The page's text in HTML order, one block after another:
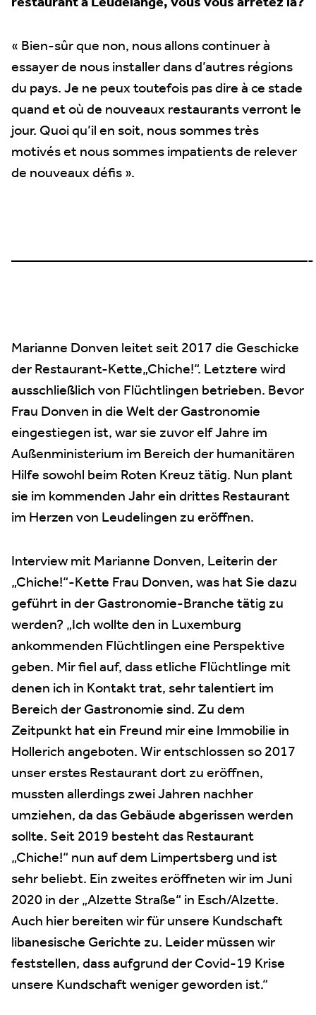
« Bien-sûr que non, nous allons continuer à
essayer de nous installer dans d’autres régions
du pays. Je ne peux toutefois pas dire à ce stade
quand et où de nouveaux restaurants verront le
jour. Quoi qu’il en soit, nous sommes très
motivés et nous sommes impatients de relever
de nouveaux défis ».
—————————————————————-
Marianne Donven leitet seit 2017 die Geschicke
der Restaurant-Kette„Chiche!“. Letztere wird
ausschließlich von Flüchtlingen betrieben. Bevor
Frau Donven in die Welt der Gastronomie
eingestiegen ist, war sie zuvor elf Jahre im
Außenministerium im Bereich der humanitären
Hilfe sowohl beim Roten Kreuz tätig. Nun plant
sie im kommenden Jahr ein drittes Restaurant
im Herzen von Leudelingen zu eröffnen.
Interview mit Marianne Donven, Leiterin der
„Chiche!“-Kette Frau Donven, was hat Sie dazu
geführt in der Gastronomie-Branche tätig zu
werden? „Ich wollte den in Luxemburg
ankommenden Flüchtlingen eine Perspektive
geben. Mir fiel auf, dass etliche Flüchtlinge mit
denen ich in Kontakt trat, sehr talentiert im
Bereich der Gastronomie sind. Zu dem
Zeitpunkt hat ein Freund mir eine Immobilie in
Hollerich angeboten. Wir entschlossen so 2017
unser erstes Restaurant dort zu eröffnen,
mussten allerdings zwei Jahren nachher
umziehen, da das Gebäude abgerissen werden
sollte. Seit 2019 besteht das Restaurant
„Chiche!“ nun auf dem Limpertsberg und ist
sehr beliebt. Ein zweites eröffneten wir im Juni
2020 in der „Alzette Straße“ in Esch/Alzette.
Auch hier bereiten wir für unsere Kundschaft
libanesische Gerichte zu. Leider müssen wir
feststellen, dass aufgrund der Covid-19 Krise
unsere Kundschaft weniger geworden ist.“